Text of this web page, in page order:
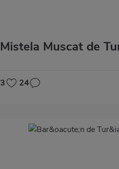
Mistela Muscat de
3 24